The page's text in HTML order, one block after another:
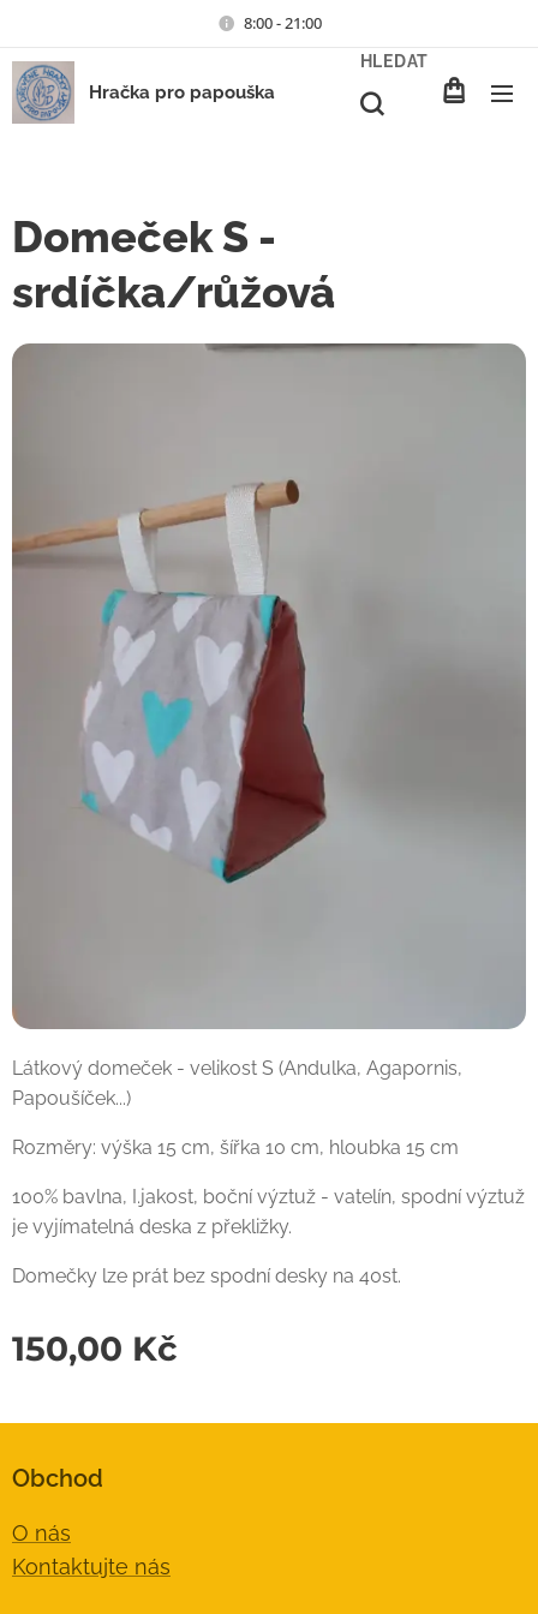
8:00 - 21:00
Hračka pro papouška
HLEDAT
Domeček S -
srdíčka/růžová
Látkový domeček - velikost S (Andulka, Agapornis,
Papoušíček...)
Rozměry: výška 15 cm, šířka 10 cm, hloubka 15 cm
100% bavlna, I.jakost, boční výztuž - vatelín, spodní výztuž
je vyjímatelná deska z překližky.
Domečky lze prát bez spodní desky na 40st.
150,00 Kč
Obchod
O nás
Kontaktujte nás